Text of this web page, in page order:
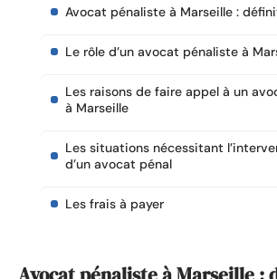
Avocat pénaliste à Marseille :
Le rôle d’un avocat pénaliste à
Les raisons de faire appel à un
à Marseille
Les situations nécessitant
d’un avocat pénal
Les frais à payer